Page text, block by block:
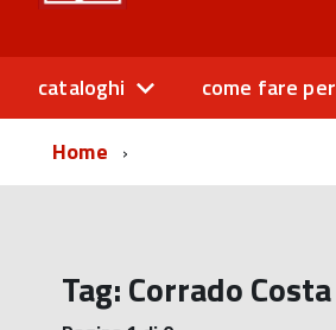
cataloghi come fare per
Home
Tag:Corrado Costa